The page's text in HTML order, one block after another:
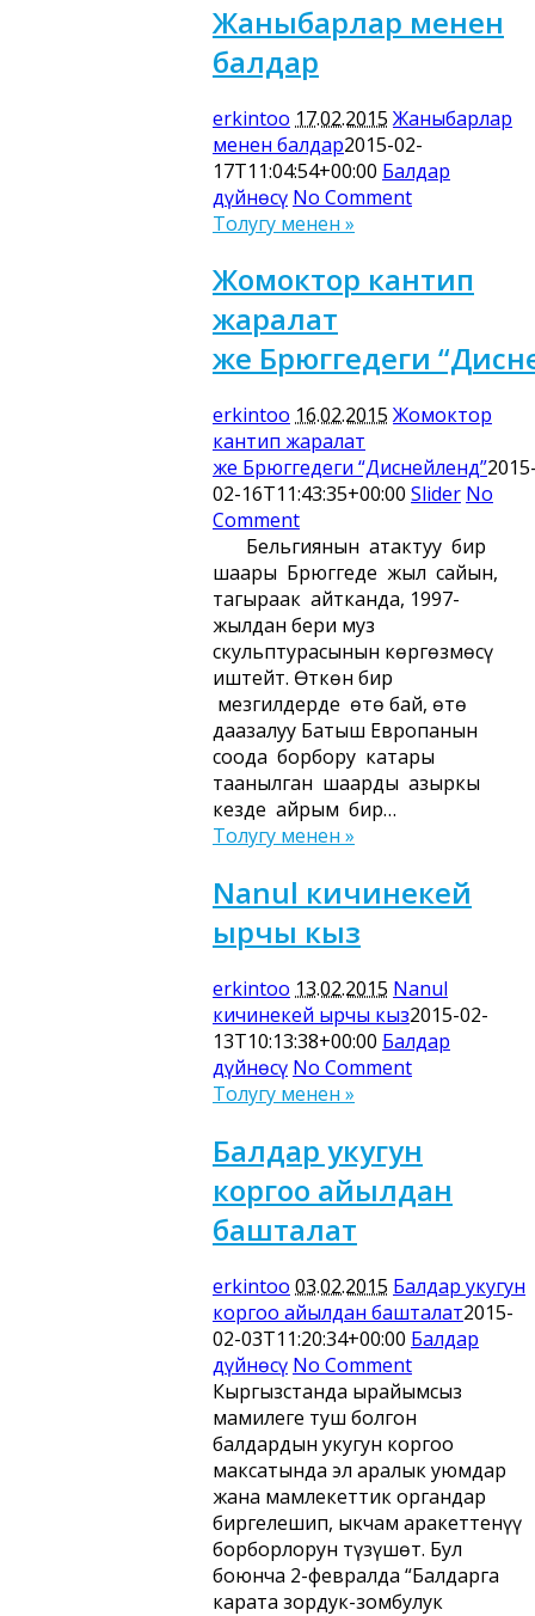
Жаныбарлар менен
балдар
erkintoo 17.02.2015 Жаныбарлар
менен балдар2015-02-
17T11:04:54+00:00 Балдар
дүйнөсү No Comment
Толугу менен »
Жомоктор кантип
жаралат
же Брюггедеги
erkintoo 16.02.2015 Жомоктор
кантип жаралат
же Брюггедеги “Диснейленд”
02-16T11:43:35+00:00 Slider No
Comment
Бельгиянын атактуу бир
шаары Брюггеде жыл сайын,
тагыраак айтканда, 1997-
жылдан бери муз
скульптурасынын көргөзмөсү
иштейт. Өткөн бир
мезгилдерде өтө бай, өтө
даңазалуу Батыш Европанын
соода борбору катары
таанылган шаарды азыркы
кезде айрым бир…
Толугу менен »
Nanul кичинекей
ырчы кыз
erkintoo 13.02.2015 Nanul
кичинекей ырчы кыз2015-02-
13T10:13:38+00:00 Балдар
дүйнөсү No Comment
Толугу менен »
Балдар укугун
коргоо айылдан
башталат
erkintoo 03.02.2015 Балдар укугун
коргоо айылдан башталат2015-
02-03T11:20:34+00:00 Балдар
дүйнөсү No Comment
Кыргызстанда ырайымсыз
мамилеге туш болгон
балдардын укугун коргоо
максатында эл аралык уюмдар
жана мамлекеттик органдар
биргелешип, ыкчам аракеттенүү
борборлорун түзүшөт. Бул
боюнча 2-февралда “Балдарга
карата зордук-зомбулук